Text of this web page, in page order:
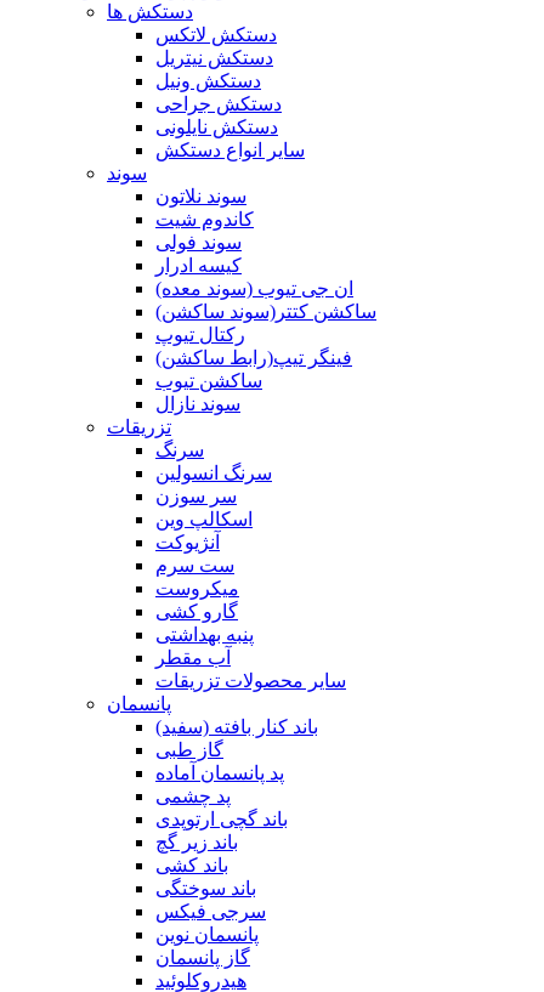
دستکش ها
دستکش لاتکس
دستکش نیتریل
دستکش ونیل
دستکش جراحی
دستکش نایلونی
سایر انواع دستکش
سوند
سوند نلاتون
کاندوم شیت
سوند فولی
کیسه ادرار
ان جی تیوب (سوند معده)
ساکشن کتتر(سوند ساکشن)
رکتال تیوپ
فینگر تیپ(رابط ساکشن)
ساکشن تیوب
سوند نازال
تزریقات
سرنگ
سرنگ انسولین
سر سوزن
اسکالپ وین
آنژیوکت
ست سرم
میکروست
گارو کشی
پنبه بهداشتی
آب مقطر
سایر محصولات تزریقات
پانسمان
باند کنار بافته (سفید)
گاز طبی
پد پانسمان آماده
پد چشمی
باند گچی ارتوپدی
باند زیر گچ
باند کشی
باند سوختگی
سرجی فیکس
پانسمان نوین
گاز پانسمان
هیدروکلوئید